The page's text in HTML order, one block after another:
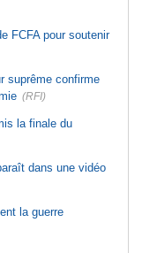
FCFA pour soutenir
suprême confirme
(RFI)
la finale du
dans une vidéo
la guerre